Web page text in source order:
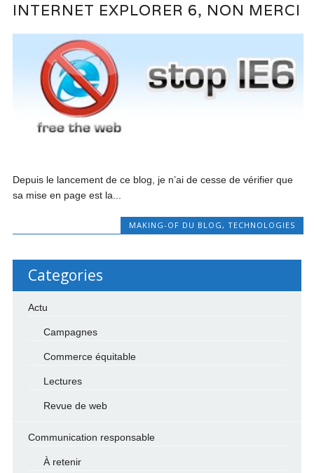
INTERNET EXPLORER 6, NON MERCI
Depuis le lancement de ce blog, je n’ai de cesse de vérifier que
sa mise en page est la...
MAKING-OF DU BLOG , TECHNOLOGIES
Categories
Actu
Campagnes
Commerce équitable
Lectures
Revue de web
Communication responsable
À retenir